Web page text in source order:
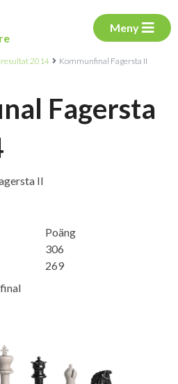
Meny
2014
Kommunfinal Fagersta II
Fagersta
II
Poäng
306
269